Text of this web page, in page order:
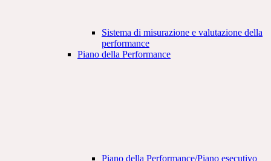
Sistema di misurazione e valutazione della
performance
Piano della Performance
Piano della Performance/Piano esecutivo